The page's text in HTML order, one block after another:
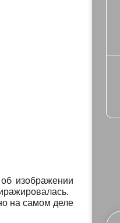
изображении
на самом деле